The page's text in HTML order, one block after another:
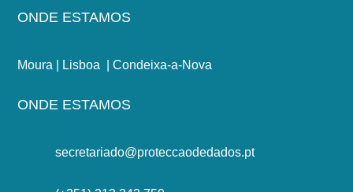
ONDE ESTAMOS
Moura | Lisboa | Condeixa-a-Nova
ONDE ESTAMOS
secretariado@proteccaodedados.pt